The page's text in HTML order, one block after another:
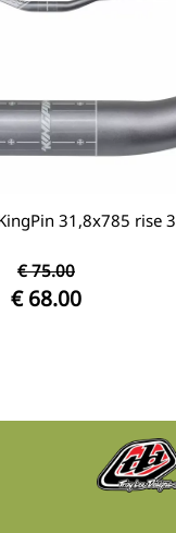
31,8x785 rise
€ 75.00
€ 68.00